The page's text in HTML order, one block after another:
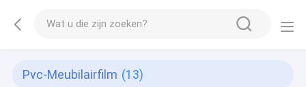
Pvc-Meubilairfilm (13)